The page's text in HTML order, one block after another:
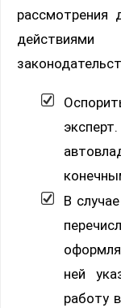
рассмотрения
В
ней
работу